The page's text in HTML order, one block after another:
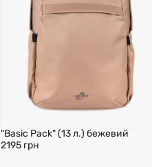
"Basic Pack" (13 л.) бежевий
2195 грн